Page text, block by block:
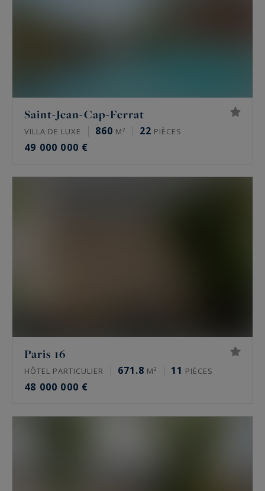
Saint-Jean-Cap-Ferrat
VILLA DE LUXE 860 M² 22 PIÈCES
49 000 000 €
Paris 16
HÔTEL PARTICULIER 671.8 M² 11 PIÈCES
48 000 000 €